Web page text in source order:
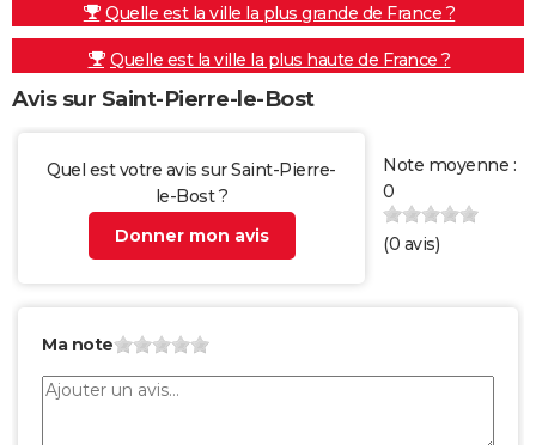
Quelle est la ville la plus grande de France ?
Quelle est la ville la plus haute de France ?
Avis sur Saint-Pierre-le-Bost
Quel est votre avis sur Saint-Pierre-
le-Bost ?
Donner mon avis
Note moyenne :
0
(0 avis)
Ma note